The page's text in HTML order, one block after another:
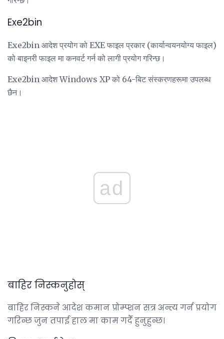
Exe2bin
Exe2bin आदेश प्रयोग को EXE फाइल प्रकार (कार्यान्वयनयोग्य फाइल)
को बाइनरी फाइल मा कनवर्ट गर्न को लागी प्रयोग गरिन्छ।
Exe2bin आदेश Windows XP को 64-बिट संस्करणहरूमा उपलब्ध
छैन।
ad
बाहिर निस्कनुहोस्
बाहिर निस्कने आदेश कमान प्रोम्प्शन सत्र अन्त्य गर्न प्रयोग
गरिन्छ जुन तपाई हाल मा काम गर्दै हुनुहुन्छ।